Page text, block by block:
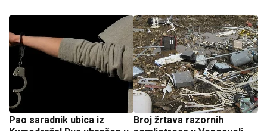
Pao saradnik ubica iz
Broj žrtava razornih